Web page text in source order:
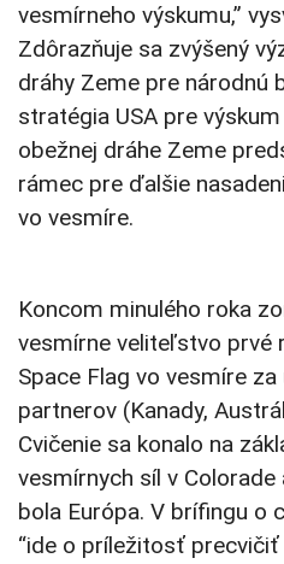
vesmírneho výskumu,”
Zdôrazňuje sa zvýšený
dráhy Zeme pre národnú
stratégia USA pre
obežnej dráhe Zeme
rámec pre ďalšie
vo vesmíre.
Koncom minulého roka
vesmírne veliteľstvo prvé
Space Flag vo vesmíre
partnerov (Kanady,
Cvičenie sa konalo na
vesmírnych síl v
bola Európa. V brífingu o
“ide o príležitosť